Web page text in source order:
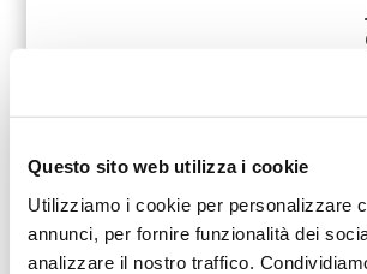
Questo sito web utilizza i cookie
Utilizziamo i cookie per personalizzare
annunci, per fornire funzionalità dei
analizzare il nostro traffico.